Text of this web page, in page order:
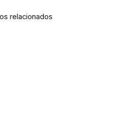
relacionados